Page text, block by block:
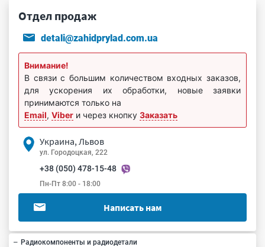
Отдел продаж
detali@zahidprylad.com.ua
Внимание!
В связи с большим количеством входных заказов,
для ускорения их обработки, новые заявки
принимаются только на
Email, Viber и через кнопку Заказать
Украина, Львов
ул. Городоцкая, 222
+38 (050) 478-15-48
Пн-Пт 8:00 - 18:00
Написать нам
Радиокомпоненты и радиодетали